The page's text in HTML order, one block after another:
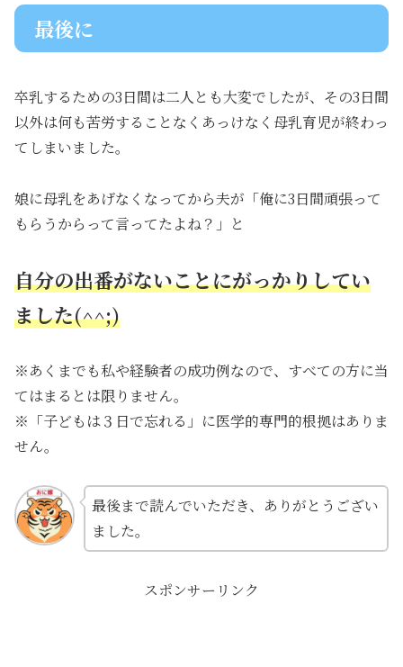
最後に
卒乳するための3日間は二人とも大変でしたが、その3日間
以外は何も苦労することなくあっけなく母乳育児が終わっ
てしまいました。
娘に母乳をあげなくなってから夫が「俺に3日間頑張って
もらうからって言ってたよね？」と
自分の出番がないことにがっかりしてい
ました(^^;)
※あくまでも私や経験者の成功例なので、すべての方に当
てはまるとは限りません。
※「子どもは３日で忘れる」に医学的専門的根拠はありま
せん。
最後まで読んでいただき、ありがとうござい
ました。
スポンサーリンク